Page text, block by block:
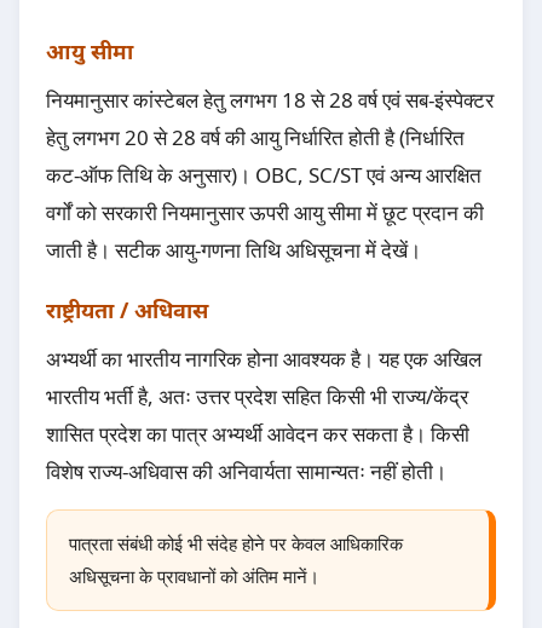
आयु सीमा
नियमानुसार कांस्टेबल हेतु लगभग 18 से 28 वर्ष एवं सब-इंस्पेक्टर
हेतु लगभग 20 से 28 वर्ष की आयु निर्धारित होती है (निर्धारित
कट-ऑफ तिथि के अनुसार)। OBC, SC/ST एवं अन्य आरक्षित
वर्गों को सरकारी नियमानुसार ऊपरी आयु सीमा में छूट प्रदान की
जाती है। सटीक आयु-गणना तिथि अधिसूचना में देखें।
राष्ट्रीयता / अधिवास
अभ्यर्थी का भारतीय नागरिक होना आवश्यक है। यह एक अखिल
भारतीय भर्ती है, अतः उत्तर प्रदेश सहित किसी भी राज्य/केंद्र
शासित प्रदेश का पात्र अभ्यर्थी आवेदन कर सकता है। किसी
विशेष राज्य-अधिवास की अनिवार्यता सामान्यतः नहीं होती।
पात्रता संबंधी कोई भी संदेह होने पर केवल आधिकारिक
अधिसूचना के प्रावधानों को अंतिम मानें।